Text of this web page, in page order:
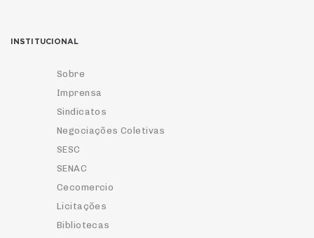
INSTITUCIONAL
Sobre
Imprensa
Sindicatos
Negociações Coletivas
SESC
SENAC
Cecomercio
Licitações
Bibliotecas